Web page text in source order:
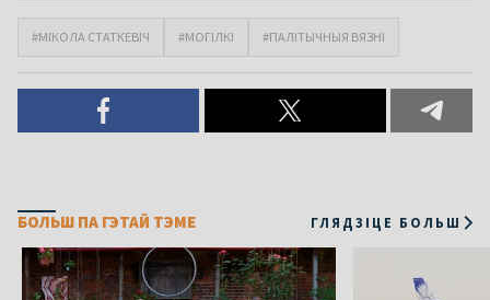
#МІКОЛА СТАТКЕВІЧ #МОГІЛКІ #ПАЛІТЫЧНЫЯ ВЯЗНІ
БОЛЬШ ПА ГЭТАЙ ТЭМЕ ГЛЯДЗІЦЕ БОЛЬШ